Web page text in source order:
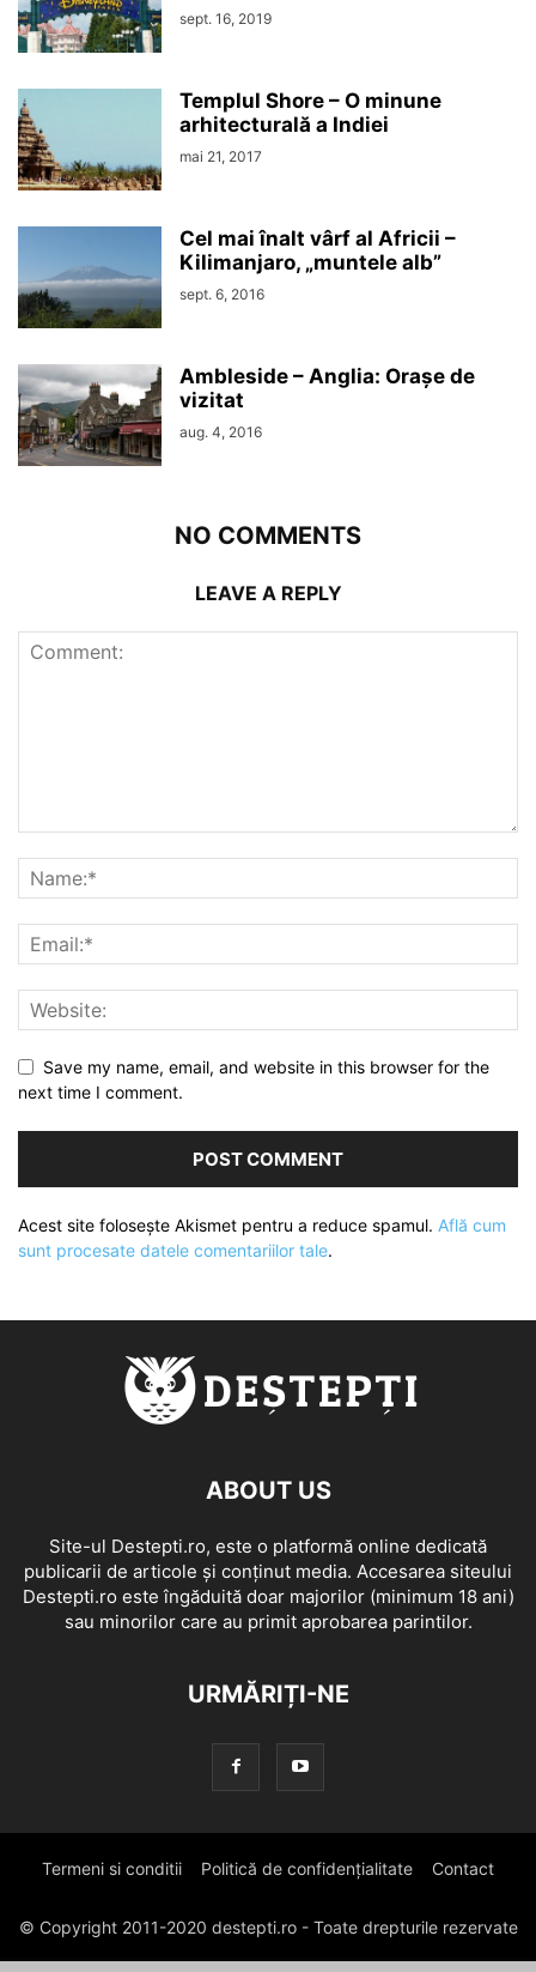
sept. 16, 2019
Templul Shore – O minune
arhitecturală a Indiei
mai 21, 2017
Cel mai înalt vârf al Africii –
Kilimanjaro, „muntele alb”
sept. 6, 2016
Ambleside – Anglia: Orașe de
vizitat
aug. 4, 2016
NO COMMENTS
LEAVE A REPLY
Save my name, email, and website in this browser for the
next time I comment.
Acest site folosește Akismet pentru a reduce spamul. Află cum
sunt procesate datele comentariilor tale.
ABOUT US
Site-ul Destepti.ro, este o platformă online dedicată
publicarii de articole și conținut media. Accesarea siteului
Destepti.ro este îngăduită doar majorilor (minimum 18 ani)
sau minorilor care au primit aprobarea parintilor.
URMĂRIȚI-NE
Termeni si conditii Politică de confidențialitate Contact
© Copyright 2011-2020 destepti.ro - Toate drepturile rezervate